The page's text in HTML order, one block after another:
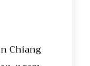
Chiang